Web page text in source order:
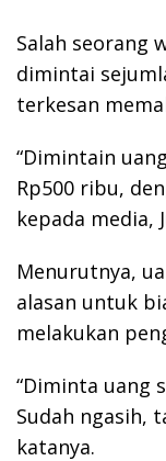
Salah seorang
dimintai
terkesan
“Dimintain
Rp500 ribu,
kepada media,
Menurutnya,
alasan untuk
melakukan
“Diminta uang
Sudah ngasih,
katanya.